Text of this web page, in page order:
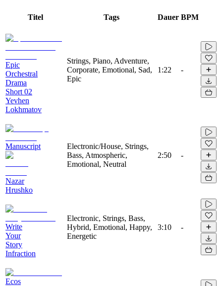
Titel Tags Dauer BPM
Epic
Orchestral
Drama
Short 02
Yevhen
Lokhmatov
Strings, Piano, Adventure,
Corporate, Emotional, Sad,
Epic
1:22 -
Manuscript
Nazar
Hrushko
Electronic/House, Strings,
Bass, Atmospheric,
Emotional, Neutral
2:50 -
Write
Your
Story
Infraction
Electronic, Strings, Bass,
Hybrid, Emotional, Happy,
Energetic
3:10 -
Ecos